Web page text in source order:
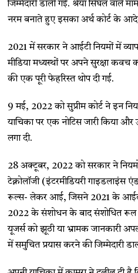
जिम्मेदारी डाली गई. श्रेया सिंघल वाले
नरम बनाते हुए इसका अर्थ कोर्ट के आदेश
2021 में सरकार ने आईटी नियमों में
मीडिया मध्यस्थों पर अपने सुरक्षा कवच
की एक पूरी फेहरिस्त थोप दी गई.
9 मई, 2022 को सुप्रीम कोर्ट ने इन
याचिका पर एक नोटिस जारी किया और
लगा दी.
28 अक्टूबर, 2022 को सरकार ने
टेक्नोलॉजी (इंटरमीडियरी गाइडलाइंस
रूल्स- लेकर आई, जिसने 2021 के
2022 के संशोधन के बाद संशोधित रूल
यूजर्स को झूठी या भ्रामक जानकारी
में समुचित प्रयास करने की जिम्मेदारी डाल